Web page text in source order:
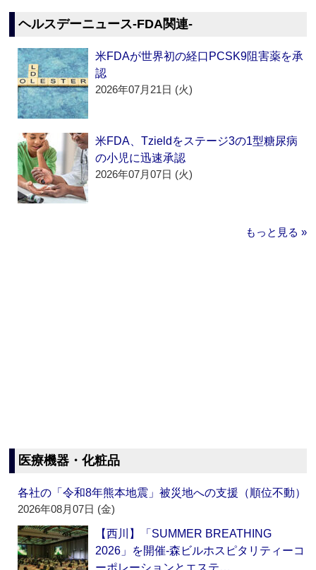
ヘルスデーニュース‐FDA関連‐
米FDAが世界初の経口PCSK9阻害薬を承
認
2026年07月21日 (火)
米FDA、Tzieldをステージ3の1型糖尿病
の小児に迅速承認
2026年07月07日 (火)
もっと見る »
医療機器・化粧品
各社の「令和8年熊本地震」被災地への支援（順位不動）
2026年08月07日 (金)
【西川】「SUMMER BREATHING
2026」を開催‐森ビルホスピタリティーコ